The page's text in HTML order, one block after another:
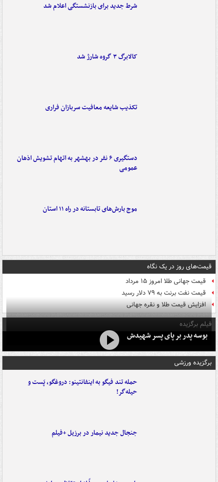
شرط جدید برای بازنشستگی اعلام شد
کالابرگ ۳ گروه شارژ شد
تکذیب شایعه معافیت سربازان فراری
دستگیری ۶ نفر در بهشهر به اتهام تشویش اذهان
عمومی
موج بارش‌های تابستانه در راه ۱۱ استان
قیمت‌های روز در یک نگاه
قیمت جهانی طلا امروز ۱۵ مرداد
قیمت نفت برنت به ۷۹ دلار رسید
افزایش قیمت طلا و نقره جهانی
فیلم برگزیده
بوسه‌ پدر بر پای پسر شهیدش
برگزیده ورزشی
حمله تند فیگو به اینفانتینو: دروغگو، پَست‌ و
حیله‌گر!
جنجال جدید نیمار در برزیل +فیلم